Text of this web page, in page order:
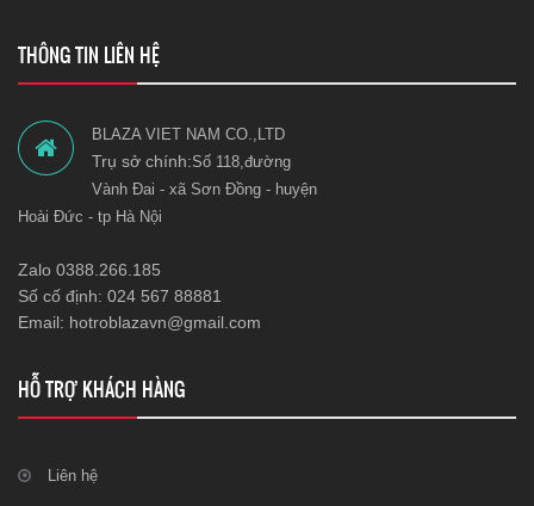
THÔNG TIN LIÊN HỆ
BLAZA VIET NAM CO.,LTD
Trụ sở chính:Số 118,đường
Vành Đai - xã Sơn Đồng - huyện
Hoài Đức - tp Hà Nội
Zalo 0388.266.185
Số cố định: 024 567 88881
Email: hotroblazavn@gmail.com
HỖ TRỢ KHÁCH HÀNG
Liên hệ